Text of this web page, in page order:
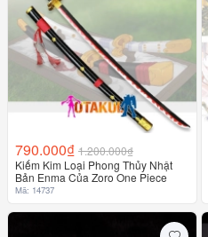
790.000₫ 1.200.000₫
Kiếm Kim Loại Phong Thủy Nhật
Bản Enma Của Zoro One Piece
Mã: 14737